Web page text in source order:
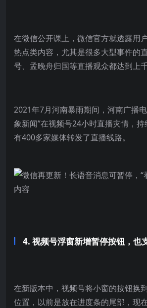
在微信公开课上，微信官方就透露用
热点类内容，尤其是很多大型事件的
号、孟晚舟归国等直播观众都达到上千
2021年7月河南暴雨期间，河南广播
象新闻”在视频号24小时直播灾情，
有400多家媒体转发了直播线路。
4. 视频号浮窗新增暂停按钮，也
在新版本中，视频号将小窗的按钮换
位置，以前是放在进度条的尾部，现